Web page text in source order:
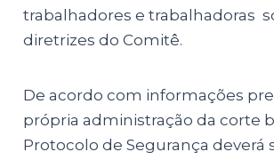
trabalhadores e trabalhadoras
diretrizes do Comitê.
De acordo com informações
própria administração da corte
Protocolo de Segurança deverá